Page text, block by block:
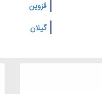
قزوین
گیلان